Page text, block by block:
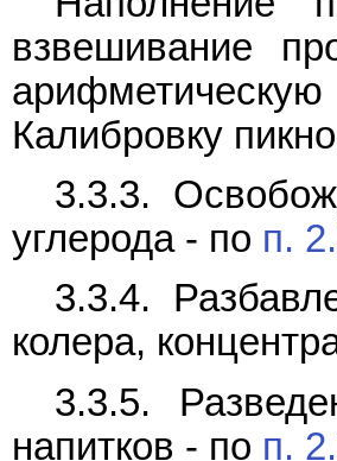
взвешивание
Калибровку
3.3.3.
углерода - по п.
3.3.4.
колера,
3.3.5.
напитков - по п.